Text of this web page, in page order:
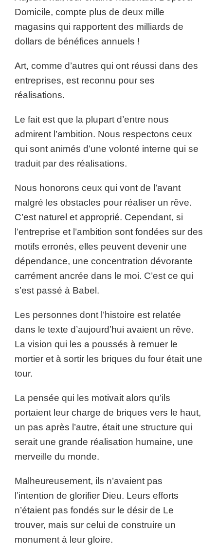
Domicile, compte plus de deux mille
magasins qui rapportent des milliards de
dollars de bénéfices annuels !
Art, comme d’autres qui ont réussi dans des
entreprises, est reconnu pour ses
réalisations.
Le fait est que la plupart d’entre nous
admirent l’ambition. Nous respectons ceux
qui sont animés d’une volonté interne qui se
traduit par des réalisations.
Nous honorons ceux qui vont de l’avant
malgré les obstacles pour réaliser un rêve.
C’est naturel et approprié. Cependant, si
l’entreprise et l’ambition sont fondées sur des
motifs erronés, elles peuvent devenir une
dépendance, une concentration dévorante
carrément ancrée dans le moi. C’est ce qui
s’est passé à Babel.
Les personnes dont l’histoire est relatée
dans le texte d’aujourd’hui avaient un rêve.
La vision qui les a poussés à remuer le
mortier et à sortir les briques du four était une
tour.
La pensée qui les motivait alors qu’ils
portaient leur charge de briques vers le haut,
un pas après l’autre, était une structure qui
serait une grande réalisation humaine, une
merveille du monde.
Malheureusement, ils n’avaient pas
l’intention de glorifier Dieu. Leurs efforts
n’étaient pas fondés sur le désir de Le
trouver, mais sur celui de construire un
monument à leur gloire.